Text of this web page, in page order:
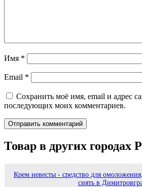
Имя *
Email *
Сохранить моё имя, email и адрес
последующих моих комментариев.
Товар в других городах
Крем невесты - средство для
сиять в